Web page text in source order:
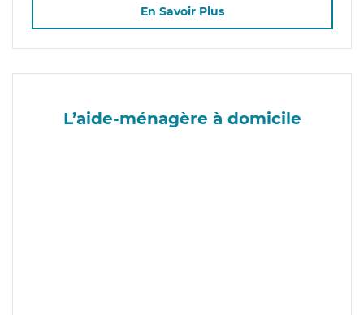
En Savoir Plus
L’aide-ménagère à domicile